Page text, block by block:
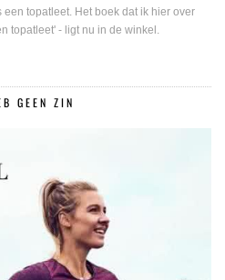
een topatleet. Het boek dat ik hier over
topatleet' - ligt nu in de winkel.
GEEN ZIN